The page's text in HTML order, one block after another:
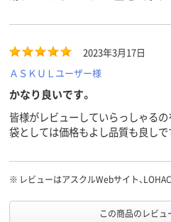
2023年3月17日
ＡＳＫＵＬユーザー様
かなり良いです。
皆様がレビューしていらっしゃる
袋としては価格もよし品質も良しで
※ レビューはアスクルWebサイト、
この商品のレビュ